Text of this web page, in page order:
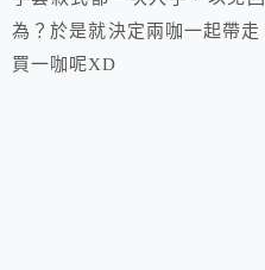
為？於是就決定兩咖一起帶
買一咖呢XD